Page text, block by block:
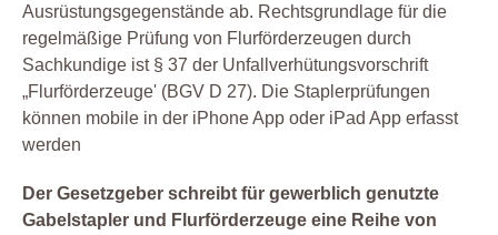
Ausrüstungsgegenstände ab. Rechtsgrundlage für die
regelmäßige Prüfung von Flurförderzeugen durch
Sachkundige ist § 37 der Unfallverhütungsvorschrift
„Flurförderzeuge' (BGV D 27). Die Staplerprüfungen
können mobile in der iPhone App oder iPad App erfasst
werden
Der Gesetzgeber schreibt für gewerblich genutzte
Gabelstapler und Flurförderzeuge eine Reihe von